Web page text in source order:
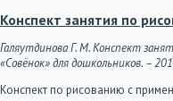
Конспект занятия по
Галяутдинова Г. М. Конспект
«Совёнок» для дошкольников. –
Конспект по рисованию с